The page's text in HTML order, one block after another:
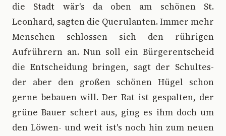
die Stadt wär's da oben am schönen St.
Leonhard, sagten die Querulanten. Immer mehr
Menschen schlossen sich den rührigen
Aufrührern an. Nun soll ein Bürgerentscheid
die Entscheidung bringen, sagt der Schultes-
der aber den großen schönen Hügel schon
gerne bebauen will. Der Rat ist gespalten, der
grüne Bauer schert aus, ging es ihm doch um
den Löwen- und weit ist's noch hin zum neuen